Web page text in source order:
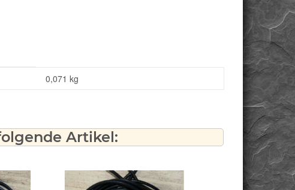
0,071 kg
Artikel: